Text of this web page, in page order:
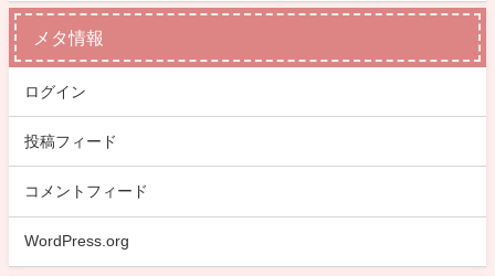
メタ情報
ログイン
投稿フィード
コメントフィード
WordPress.org